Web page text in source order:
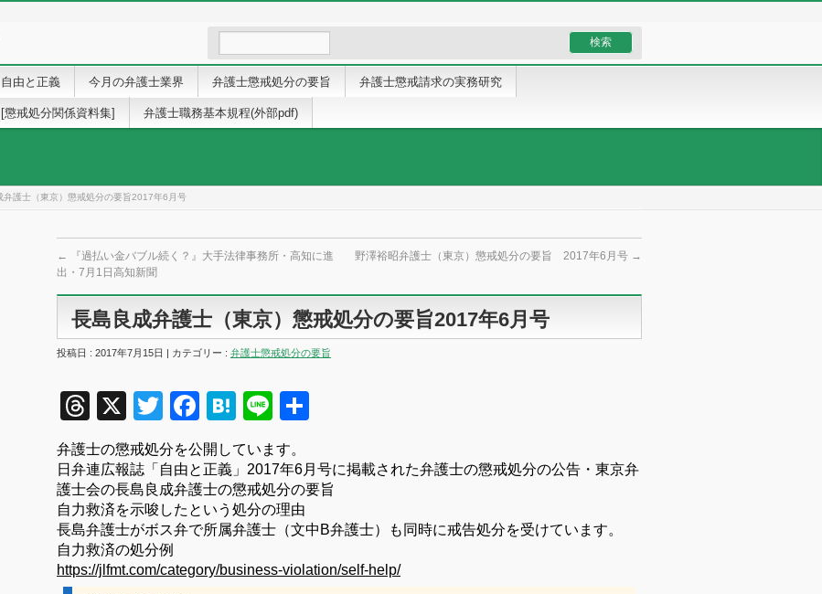
自由と正義 今月の弁護士業界 弁護士懲戒処分の要旨 弁護士懲戒請求の実務研究
[懲戒処分関係資料集] 弁護士職務基本規程(外部pdf)
弁護士（東京）懲戒処分の要旨2017年6月号
←
『過払い金バブル続く？』大手法律事務所・高知に進
出・7月1日高知新聞
野澤裕昭弁護士（東京）懲戒処分の要旨 2017年6月号 →
長島良成弁護士（東京）懲戒処分の要旨2017年6月号
投稿日 : 2017年7月15日 | カテゴリー : 弁護士懲戒処分の要旨
Threads
X TwitterFacebook
Hatena
Line
弁護士の懲戒処分を公開しています。
日弁連広報誌「自由と正義」2017年6月号に掲載された弁護士の懲戒処分の公告・東京弁
護士会の長島良成弁護士の懲戒処分の要旨
自力救済を示唆したという処分の理由
長島弁護士がボス弁で所属弁護士（文中B弁護士）も同時に戒告処分を受けています。
自力救済の処分例
https://jlfmt.com/category/business-violation/self-help/